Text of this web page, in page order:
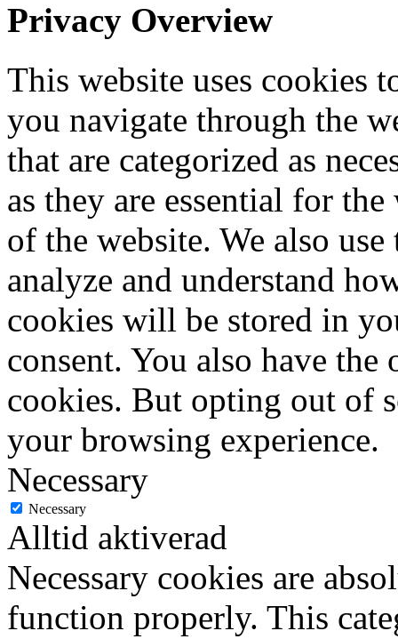
Privacy Overview
This website uses cookies
you navigate through the
that are categorized as
as they are essential for
of the website. We also
analyze and understand
cookies will be stored in
consent. You also have
cookies. But opting out of
your browsing experience.
Necessary
Necessary
Alltid aktiverad
Necessary cookies are
function properly. This